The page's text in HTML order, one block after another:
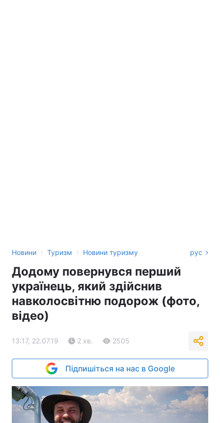
Новини › Туризм › Новини туризму рус
Додому повернувся перший
українець, який здійснив
навколосвітню подорож (фото,
відео)
13:17, 22.07.19 2 хв. 2505
Підпишіться на нас в Google